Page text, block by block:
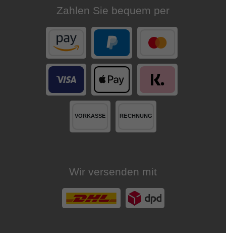
Zahlen Sie bequem per
Wir versenden mit